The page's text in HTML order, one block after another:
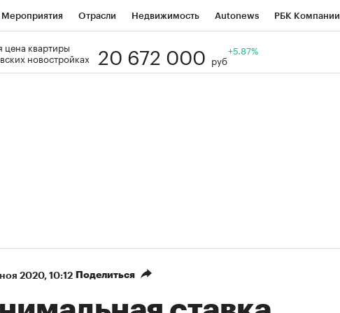
Мероприятия Отрасли Недвижимость Autonews РБК Компании
Визионеры
цена квартиры
новостройках
20 672 000 руб
+5.87%
2020, 10:12 Поделиться